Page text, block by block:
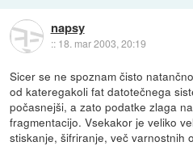
napsy
:: 18. mar 2003, 20:19
Sicer se ne spoznam čisto
od kateregakoli fat datotečnega
počasnejši, a zato podatke zlaga
fragmentacijo. Vsekakor je veliko
stiskanje, šifriranje, več varnostnih